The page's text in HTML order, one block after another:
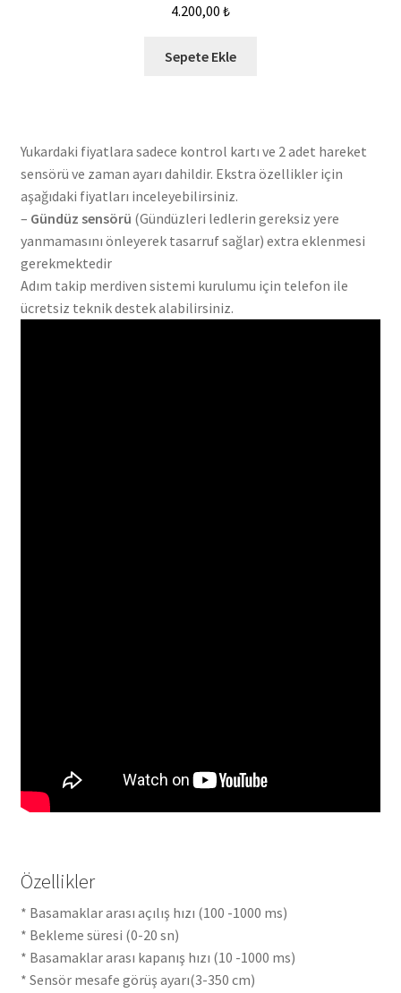
4.200,00 ₺
Sepete Ekle
Yukardaki fiyatlara sadece kontrol kartı ve 2 adet hareket
sensörü ve zaman ayarı dahildir. Ekstra özellikler için
aşağıdaki fiyatları inceleyebilirsiniz.
– Gündüz sensörü (Gündüzleri ledlerin gereksiz yere
yanmamasını önleyerek tasarruf sağlar) extra eklenmesi
gerekmektedir
Adım takip merdiven sistemi kurulumu için telefon ile
ücretsiz teknik destek alabilirsiniz.
Özellikler
* Basamaklar arası açılış hızı (100 -1000 ms)
* Bekleme süresi (0-20 sn)
* Basamaklar arası kapanış hızı (10 -1000 ms)
* Sensör mesafe görüş ayarı(3-350 cm)